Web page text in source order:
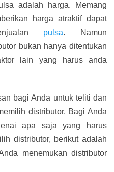
adalah harga. Memang
harga atraktif dapat
pulsa. Namun
bukan hanya ditentukan
lain yang harus anda
bagi Anda untuk teliti dan
distributor. Bagi Anda
apa saja yang harus
distributor, berikut adalah
menemukan distributor